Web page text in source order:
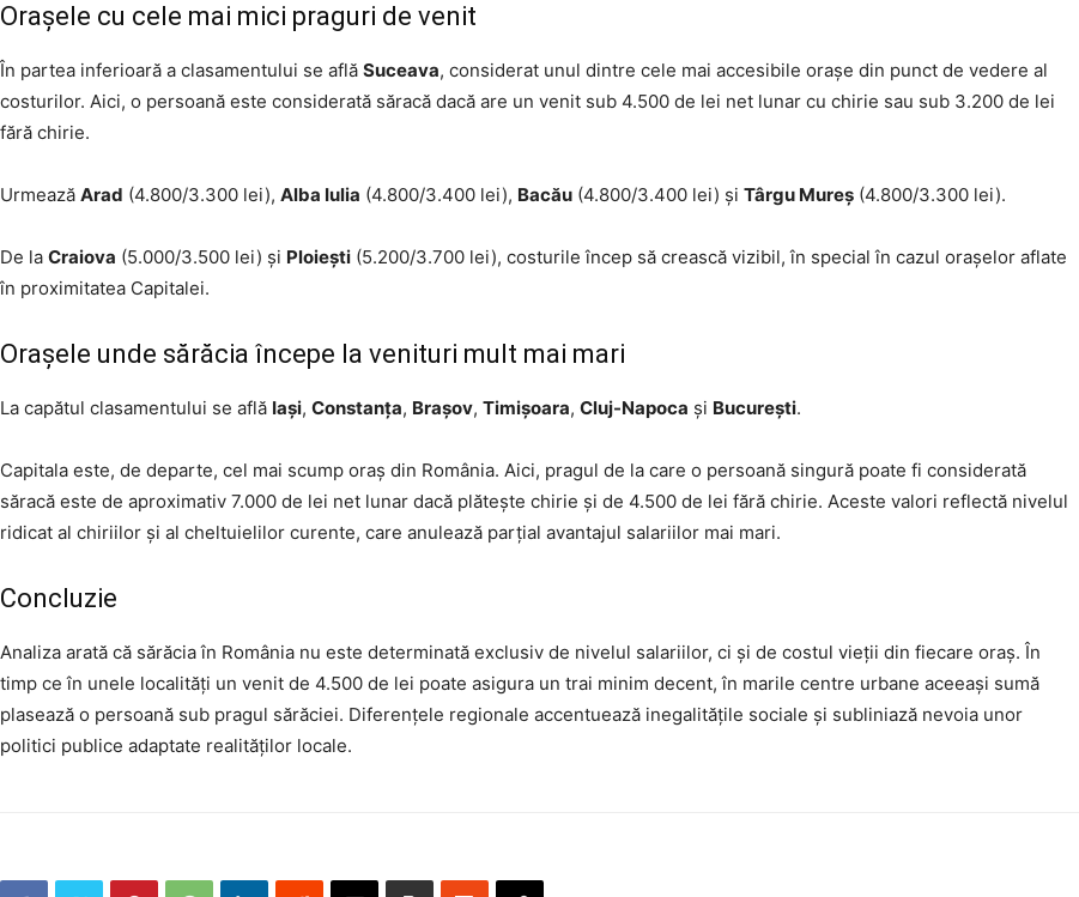
Orașele cu cele mai mici praguri de venit
În partea inferioară a clasamentului se află Suceava, considerat unul dintre cele mai accesibile orașe din punct de vedere al
costurilor. Aici, o persoană este considerată săracă dacă are un venit sub 4.500 de lei net lunar cu chirie sau sub 3.200 de lei
fără chirie.
Urmează Arad (4.800/3.300 lei), Alba Iulia (4.800/3.400 lei), Bacău (4.800/3.400 lei) și Târgu Mureș (4.800/3.300 lei).
De la Craiova (5.000/3.500 lei) și Ploiești (5.200/3.700 lei), costurile încep să crească vizibil, în special în cazul orașelor aflate
în proximitatea Capitalei.
Orașele unde sărăcia începe la venituri mult mai mari
La capătul clasamentului se află Iași, Constanța, Brașov, Timișoara, Cluj-Napoca și București.
Capitala este, de departe, cel mai scump oraș din România. Aici, pragul de la care o persoană singură poate fi considerată
săracă este de aproximativ 7.000 de lei net lunar dacă plătește chirie și de 4.500 de lei fără chirie. Aceste valori reflectă nivelul
ridicat al chiriilor și al cheltuielilor curente, care anulează parțial avantajul salariilor mai mari.
Concluzie
Analiza arată că sărăcia în România nu este determinată exclusiv de nivelul salariilor, ci și de costul vieții din fiecare oraș. În
timp ce în unele localități un venit de 4.500 de lei poate asigura un trai minim decent, în marile centre urbane aceeași sumă
plasează o persoană sub pragul sărăciei. Diferențele regionale accentuează inegalitățile sociale și subliniază nevoia unor
politici publice adaptate realităților locale.